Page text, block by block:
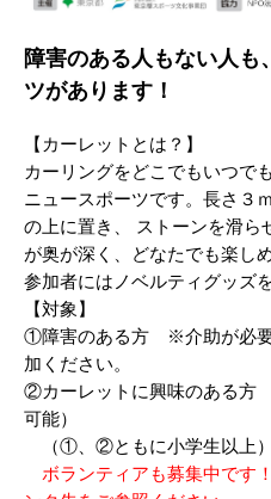
障害のある人もない人も
ツがあります！
【カーレットとは？】
カーリングをどこでもいつで
ニュースポーツです。長さ３
の上に置き、 ストーンを滑ら
が奥が深く、どなたでも楽しめ
参加者にはノベルティグッズ
【対象】
①障害のある方 ※介助が必要
加ください。
②カーレットに興味のある方
可能）
（①、②ともに小学生以上）
ボランティアも募集中です